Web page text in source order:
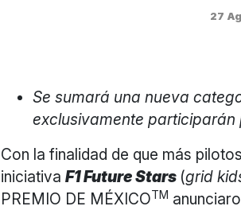
27
Se sumará una nueva
exclusivamente participarán
Con la finalidad de que más
iniciativaF1 Future Stars (grid
PREMIO DE MÉXICOTM